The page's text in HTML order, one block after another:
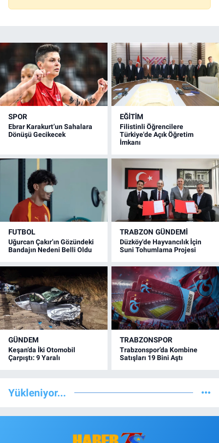
SPOR
Ebrar Karakurt’un Sahalara
Dönüşü Gecikecek
EĞİTİM
Filistinli Öğrencilere
Türkiye'de Açık Öğretim
İmkanı
FUTBOL
Uğurcan Çakır’ın Gözündeki
Bandajın Nedeni Belli Oldu
TRABZON GÜNDEMİ
Düzköy'de Hayvancılık İçin
Suni Tohumlama Projesi
GÜNDEM
Keşan’da İki Otomobil
Çarpıştı: 9 Yaralı
TRABZONSPOR
Trabzonspor’da Kombine
Satışları 19 Bini Aştı
Yükleniyor...